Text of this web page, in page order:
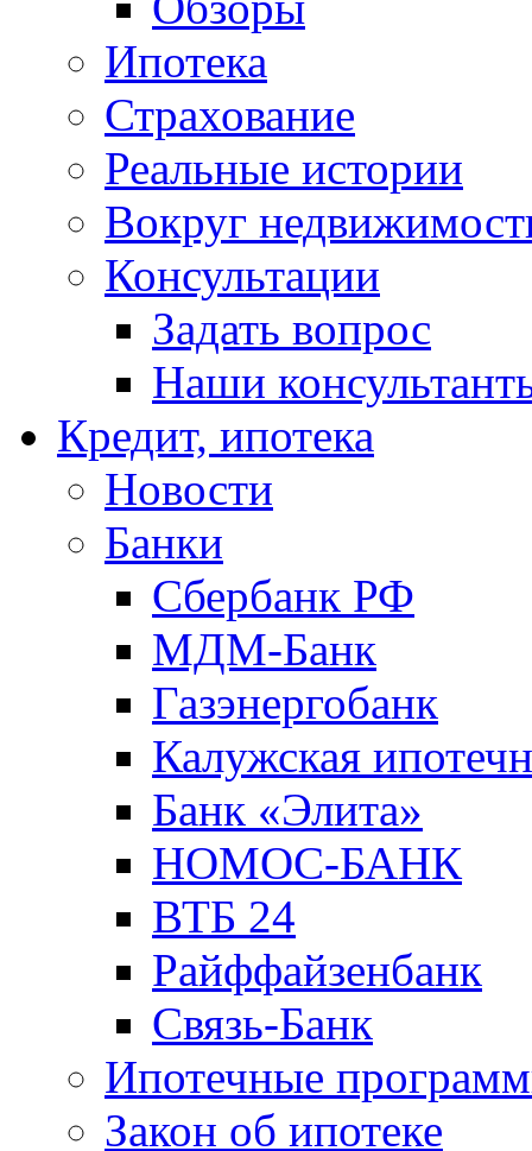
Ипотека
Страхование
Реальные истории
Вокруг
Консультации
Задать вопрос
Наши
Кредит, ипотека
Новости
Банки
Сбербанк РФ
МДМ-Банк
Газэнергобанк
Калужская
Банк «Элита»
НОМОС-БАНК
ВТБ 24
Райффайзенбанк
Связь-Банк
Ипотечные
Закон об ипотеке